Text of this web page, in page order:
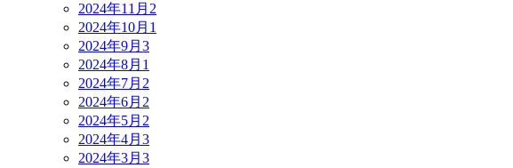
2024年11月 2
2024年10月 1
2024年9月 3
2024年8月 1
2024年7月 2
2024年6月 2
2024年5月 2
2024年4月 3
2024年3月 3